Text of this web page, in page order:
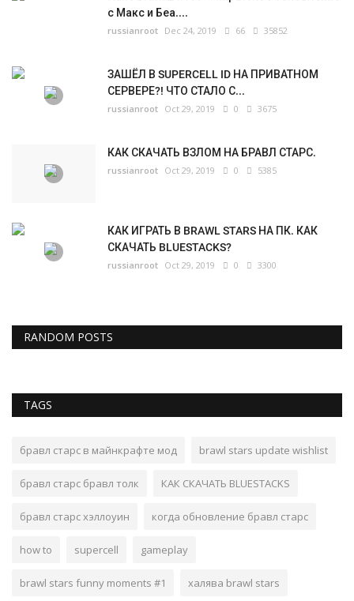
с Макс и Беа....
russianroot Dec 24, 2019 66 35852
ЗАШЁЛ В SUPERCELL ID НА ПРИВАТНОМ
СЕРВЕРЕ?! ЧТО СТАЛО С...
russianroot Oct 29, 2019 0 3675
КАК СКАЧАТЬ ВЗЛОМ НА БРАВЛ СТАРС.
russianroot Oct 29, 2019 0 5385
КАК ИГРАТЬ В BRAWL STARS НА ПК. КАК
СКАЧАТЬ BLUESTACKS?
russianroot Oct 29, 2019 0 3300
RANDOM POSTS
TAGS
бравл старс в майнкрафте мод brawl stars update wishlist
бравл старс бравл толк КАК СКАЧАТЬ BLUESTACKS
бравл старс хэллоуин когда обновление бравл старс
how to supercell gameplay
brawl stars funny moments #1 халява brawl stars